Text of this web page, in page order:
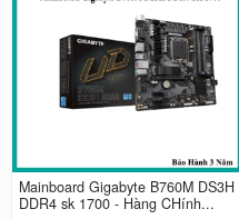
Mainboard Gigabyte B760M DS3H
DDR4 sk 1700 - Hàng CHính...